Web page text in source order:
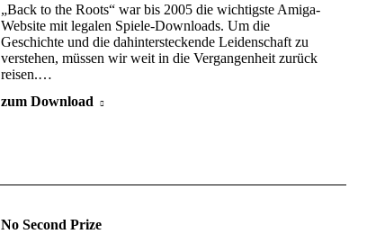
„Back to the Roots“ war bis 2005 die wichtigste Amiga-
Website mit legalen Spiele-Downloads. Um die
Geschichte und die dahintersteckende Leidenschaft zu
verstehen, müssen wir weit in die Vergangenheit zurück
reisen.…
zum Download
No Second Prize